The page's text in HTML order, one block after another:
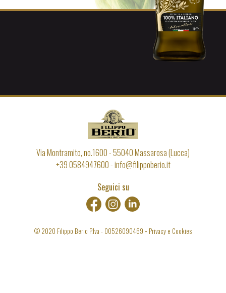
Via Montramito, no.1600-55040Massarosa (Lucca)
+39 0584947600 info@filippoberio.it
Seguici su
© 2020 Filippo Berio P.Iva - 00526090469 Privacy e Cookies